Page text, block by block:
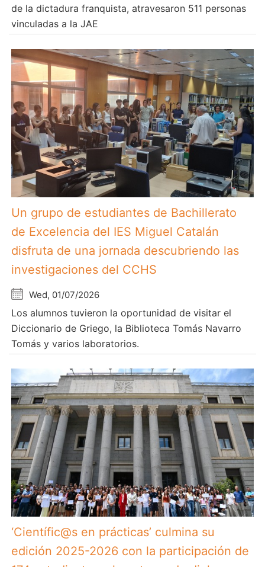
de la dictadura franquista, atravesaron 511 personas
vinculadas a la JAE
Un grupo de estudiantes de Bachillerato
de Excelencia del IES Miguel Catalán
disfruta de una jornada descubriendo las
investigaciones del CCHS
Wed, 01/07/2026
Los alumnos tuvieron la oportunidad de visitar el
Diccionario de Griego, la Biblioteca Tomás Navarro
Tomás y varios laboratorios.
‘Científic@s en prácticas’ culmina su
edición 2025-2026 con la participación de